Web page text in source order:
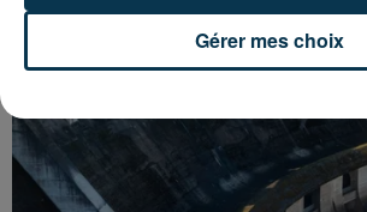
Gérer mes choix